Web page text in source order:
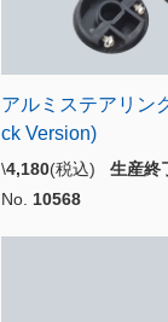
アルミステアリン
ck Version)
\4,180(税込) 生産終
No. 10568